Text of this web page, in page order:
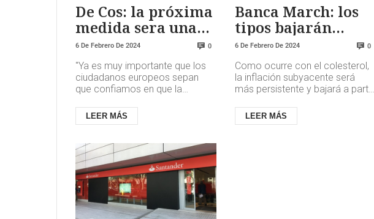
De Cos: la próxima
medida sera una
bajada de tipos
6 De Febrero De 2024 0
"Ya es muy importante que los
ciudadanos europeos sepan
que confiamos en que la
recorte", declaró el gobernador
del banco ...
LEER MÁS
Banca March: los
tipos bajarán
menos de lo
esperado
6 De Febrero De 2024 0
Como ocurre con el colesterol,
la inflación subyacente será
más persistente y bajará a partir
lento", ha explicado ...
LEER MÁS